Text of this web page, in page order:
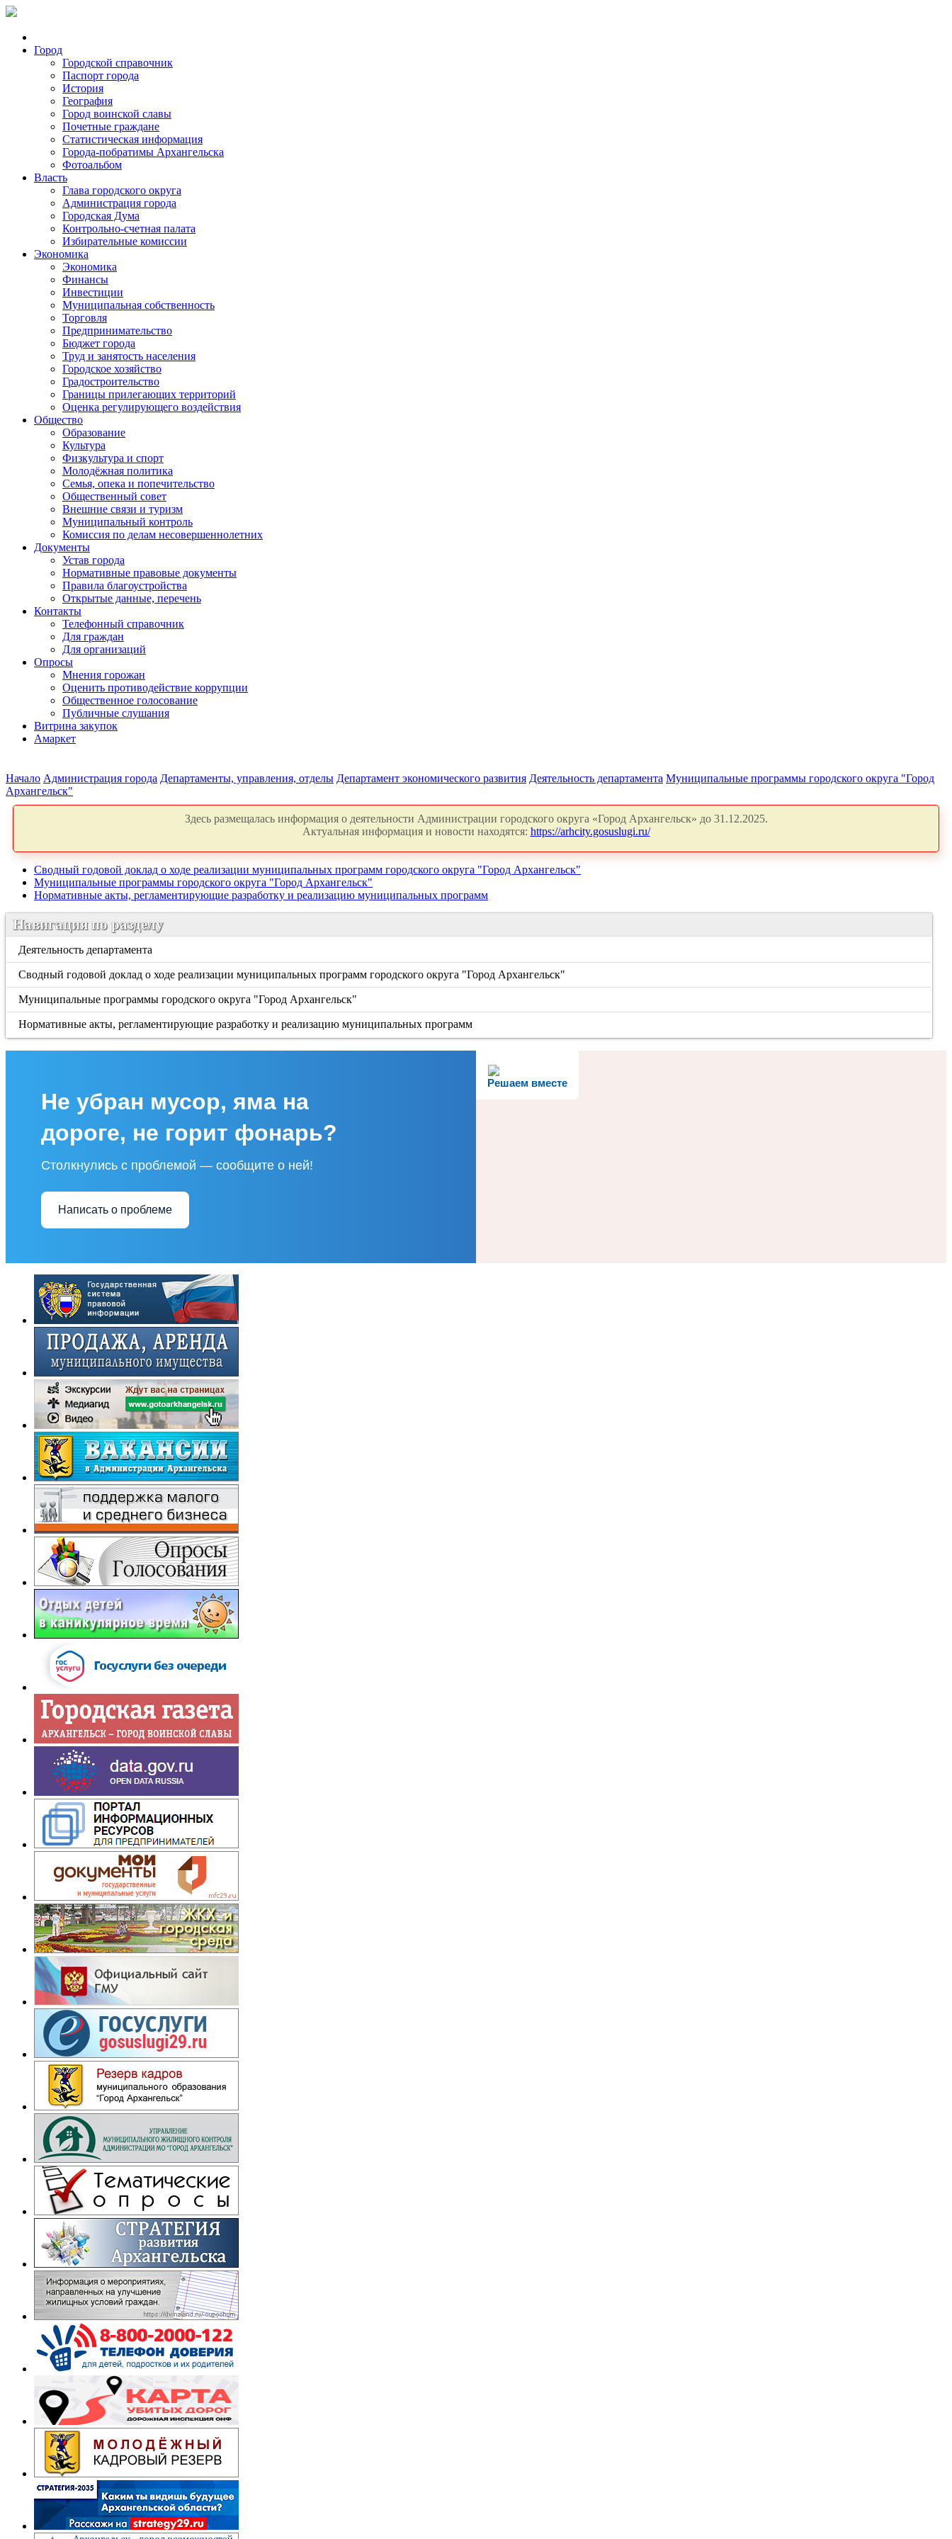
Город
Городской справочник
Паспорт города
История
География
Город воинской славы
Почетные граждане
Статистическая информация
Города-побратимы Архангельска
Фотоальбом
Власть
Глава городского округа
Администрация города
Городская Дума
Контрольно-счетная палата
Избирательные комиссии
Экономика
Экономика
Финансы
Инвестиции
Муниципальная собственность
Торговля
Предпринимательство
Бюджет города
Труд и занятость населения
Городское хозяйство
Градостроительство
Границы прилегающих территорий
Оценка регулирующего воздействия
Общество
Образование
Культура
Физкультура и спорт
Молодёжная политика
Семья, опека и попечительство
Общественный совет
Внешние связи и туризм
Муниципальный контроль
Комиссия по делам несовершеннолетних
Документы
Устав города
Нормативные правовые документы
Правила благоустройства
Открытые данные, перечень
Контакты
Телефонный справочник
Для граждан
Для организаций
Опросы
Мнения горожан
Оценить противодействие коррупции
Общественное голосование
Публичные слушания
Витрина закупок
Амаркет
Начало Администрация города Департаменты, управления, отделы Департамент экономического развития Деятельность департамента Муниципальные программы городского округа "Город
Архангельск"
Здесь размещалась информация о деятельности Администрации городского округа «Город Архангельск» до 31.12.2025.
Актуальная информация и новости находятся: https://arhcity.gosuslugi.ru/
Сводный годовой доклад о ходе реализации муниципальных программ городского округа "Город Архангельск"
Муниципальные программы городского округа "Город Архангельск"
Нормативные акты, регламентирующие разработку и реализацию муниципальных программ
Навигация по разделу
Деятельность департамента
Сводный годовой доклад о ходе реализации муниципальных программ городского округа "Город Архангельск"
Муниципальные программы городского округа "Город Архангельск"
Нормативные акты, регламентирующие разработку и реализацию муниципальных программ
Решаем вместе
Не убран мусор, яма на
дороге, не горит фонарь?
Столкнулись с проблемой — сообщите о ней!
Написать о проблеме